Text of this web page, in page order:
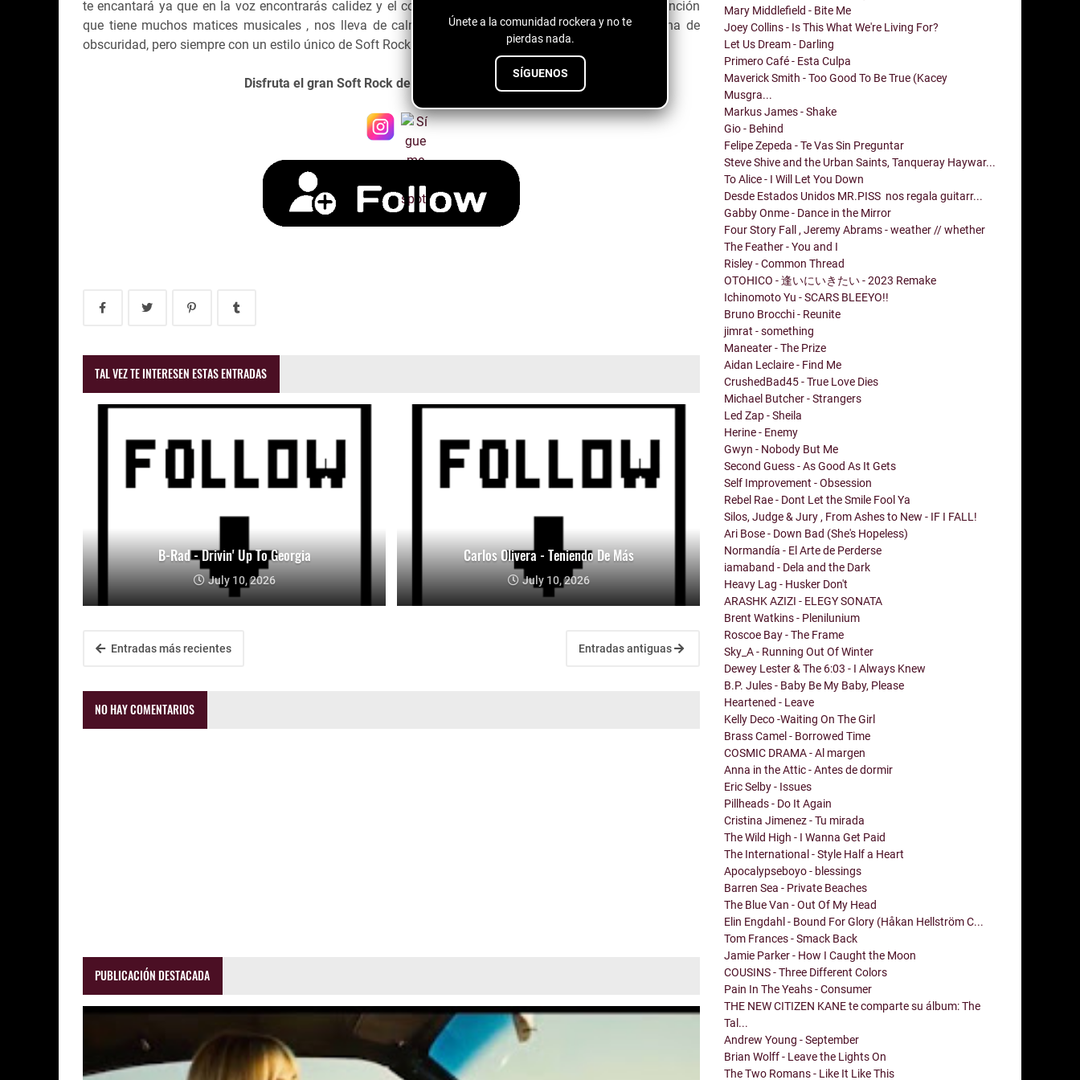
Únete a la comunidad rockera y no te
pierdas nada.
SÍGUENOS
te encantará ya que en la voz encontrarás calidez y el coro no saldrá de tu mente,
es una canción
que tiene muchos matices musicales , nos lleva de calma a guitarras distorsionadas y baterías llena de
obscuridad, pero siempre con un estilo único de Soft Rock.
Disfruta el gran Soft Rock de Erebus es alucinante.
TAL VEZ TE INTERESEN ESTAS ENTRADAS
B-Rad - Drivin' Up To Georgia
July 10, 2026
Carlos Olivera - Teniendo De Más
July 10, 2026
Entradas más recientes Entradas antiguas
NO HAY COMENTARIOS
PUBLICACIÓN DESTACADA
Mary Middlefield - Bite Me
Joey Collins - Is This What We're Living For?
Let Us Dream - Darling
Primero Café - Esta Culpa
Maverick Smith - Too Good To Be True (Kacey
Musgra...
Markus James - Shake
Gio - Behind
Felipe Zepeda - Te Vas Sin Preguntar
Steve Shive and the Urban Saints, Tanqueray Haywar...
To Alice - I Will Let You Down
Desde Estados Unidos MR.PISS nos regala guitarr...
Gabby Onme - Dance in the Mirror
Four Story Fall , Jeremy Abrams - weather // whether
The Feather - You and I
Risley - Common Thread
OTOHICO - 逢いにいきたい - 2023 Remake
Ichinomoto Yu - SCARS BLEEYO!!
Bruno Brocchi - Reunite
jimrat - something
Maneater - The Prize
Aidan Leclaire - Find Me
CrushedBad45 - True Love Dies
Michael Butcher - Strangers
Led Zap - Sheila
Herine - Enemy
Gwyn - Nobody But Me
Second Guess - As Good As It Gets
Self Improvement - Obsession
Rebel Rae - Dont Let the Smile Fool Ya
Silos, Judge & Jury , From Ashes to New - IF I FALL!
Ari Bose - Down Bad (She's Hopeless)
Normandía - El Arte de Perderse
iamaband - Dela and the Dark
Heavy Lag - Husker Don't
ARASHK AZIZI - ELEGY SONATA
Brent Watkins - Plenilunium
Roscoe Bay - The Frame
Sky_A - Running Out Of Winter
Dewey Lester & The 6:03 - I Always Knew
B.P. Jules - Baby Be My Baby, Please
Heartened - Leave
Kelly Deco -Waiting On The Girl
Brass Camel - Borrowed Time
COSMIC DRAMA - Al margen
Anna in the Attic - Antes de dormir
Eric Selby - Issues
Pillheads - Do It Again
Cristina Jimenez - Tu mirada
The Wild High - I Wanna Get Paid
The International - Style Half a Heart
Apocalypseboyo - blessings
Barren Sea - Private Beaches
The Blue Van - Out Of My Head
Elin Engdahl - Bound For Glory (Håkan Hellström C...
Tom Frances - Smack Back
Jamie Parker - How I Caught the Moon
COUSINS - Three Different Colors
Pain In The Yeahs - Consumer
THE NEW CITIZEN KANE te comparte su álbum: The
Tal...
Andrew Young - September
Brian Wolff - Leave the Lights On
The Two Romans - Like It Like This